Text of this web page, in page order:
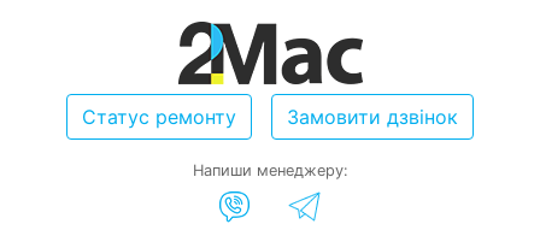
Статус ремонту Замовити дзвінок
Напиши менеджеру: